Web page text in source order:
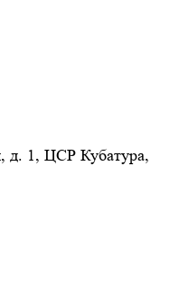
д. 1, ЦСР Кубатура,